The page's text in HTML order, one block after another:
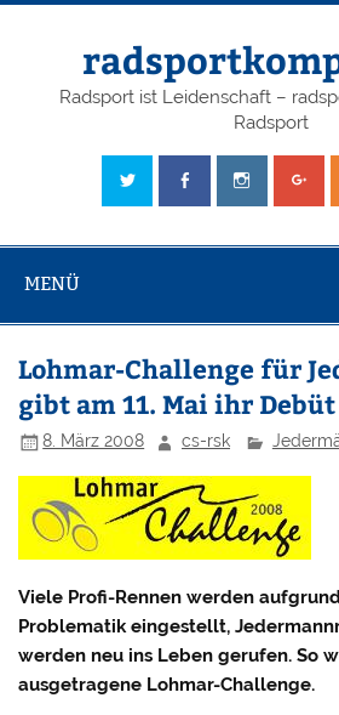
Radsport ist Leidenschaft –
Radsport
MENÜ
Lohmar-Challenge für
gibt am 11. Mai ihr Debüt
8. März 2008 cs-rsk
Viele Profi-Rennen werden
Problematik eingestellt,
werden neu ins Leben gerufen. So
ausgetragene Lohmar-Challenge.